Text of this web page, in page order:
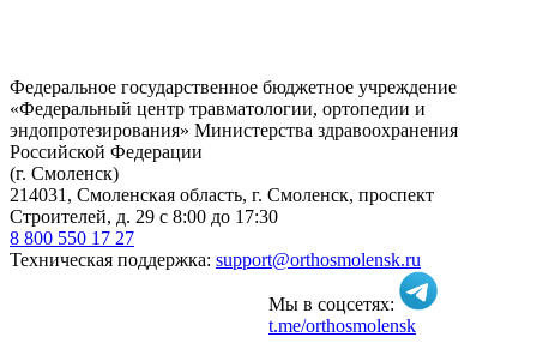
Федеральное государственное бюджетное учреждение
«Федеральный центр травматологии, ортопедии и
эндопротезирования» Министерства здравоохранения
Российской Федерации
(г. Смоленск)
214031, Смоленская область, г. Смоленск, проспект
Строителей, д. 29 с 8:00 до 17:30
8 800 550 17 27
Техническая поддержка: support@orthosmolensk.ru
Мы в соцсетях:
t.me/orthosmolensk